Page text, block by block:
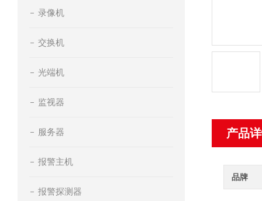
录像机
交换机
光端机
监视器
服务器
报警主机
报警探测器
产品
品牌